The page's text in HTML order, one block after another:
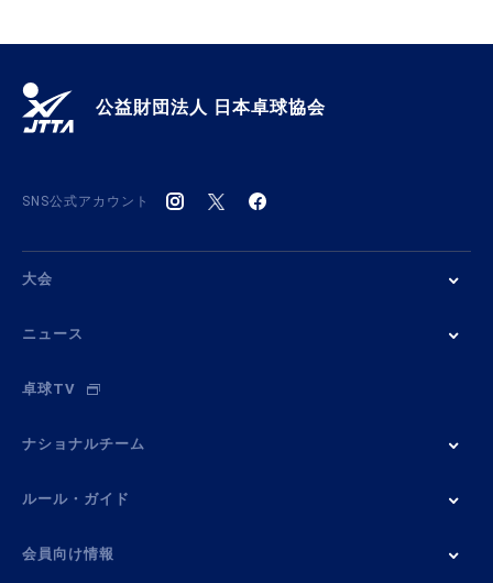
公益財団法人 日本卓球協会
SNS公式アカウント
大会
ニュース
卓球TV
ナショナルチーム
ルール・ガイド
会員向け情報